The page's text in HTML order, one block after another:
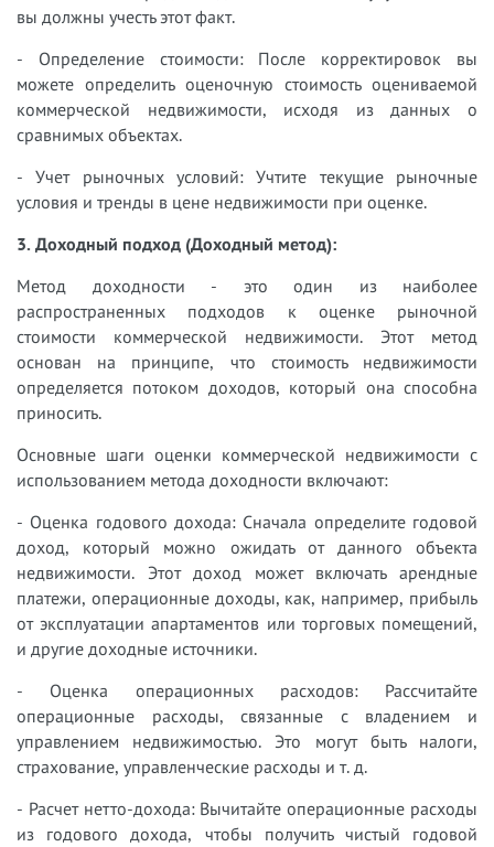
вы должны учесть этот факт.
- Определение стоимости: После корректировок вы
можете определить оценочную стоимость оцениваемой
коммерческой недвижимости, исходя из данных о
сравнимых объектах.
- Учет рыночных условий: Учтите текущие рыночные
условия и тренды в цене недвижимости при оценке.
3. Доходный подход (Доходный метод):
Метод доходности - это один из наиболее
распространенных подходов к оценке рыночной
стоимости коммерческой недвижимости. Этот метод
основан на принципе, что стоимость недвижимости
определяется потоком доходов, который она способна
приносить.
Основные шаги оценки коммерческой недвижимости с
использованием метода доходности включают:
- Оценка годового дохода: Сначала определите годовой
доход, который можно ожидать от данного объекта
недвижимости. Этот доход может включать арендные
платежи, операционные доходы, как, например, прибыль
от эксплуатации апартаментов или торговых помещений,
и другие доходные источники.
- Оценка операционных расходов: Рассчитайте
операционные расходы, связанные с владением и
управлением недвижимостью. Это могут быть налоги,
страхование, управленческие расходы и т. д.
- Расчет нетто-дохода: Вычитайте операционные расходы
из годового дохода, чтобы получить чистый годовой